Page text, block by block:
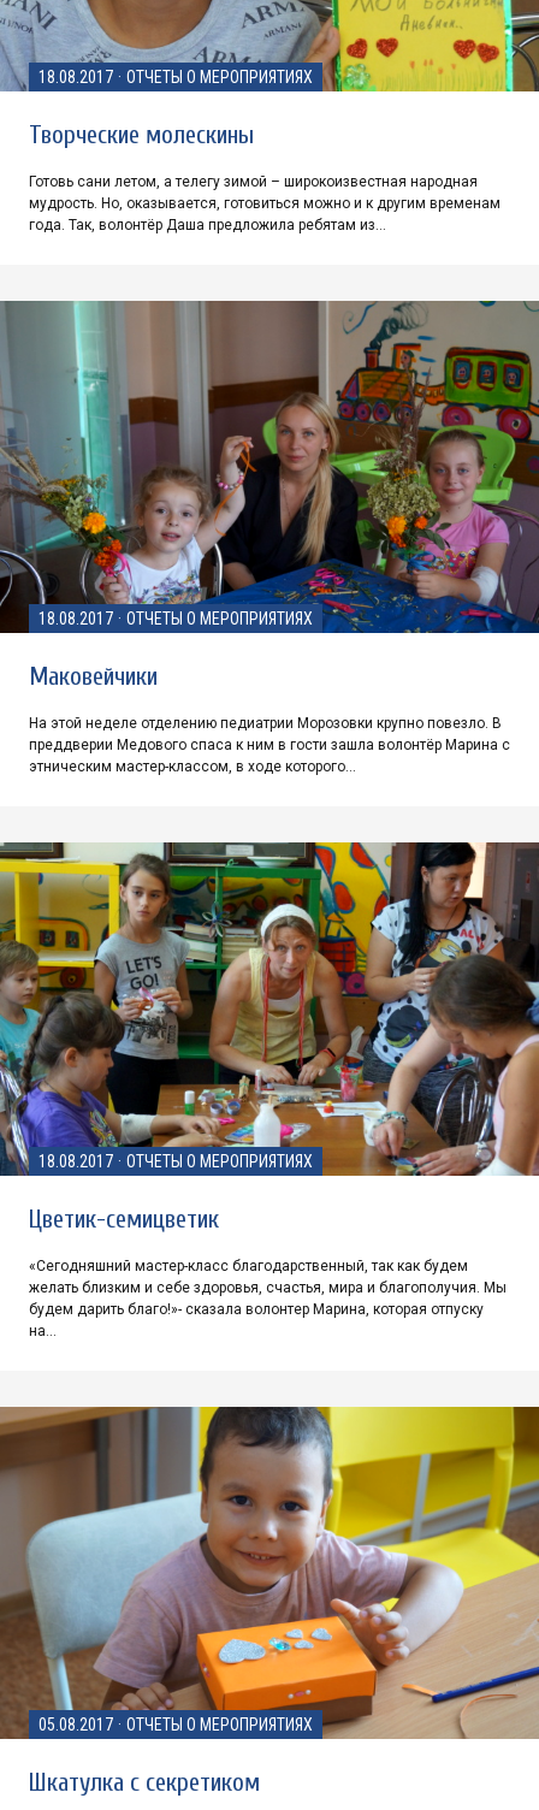
18.08.2017 · ОТЧЕТЫ О МЕРОПРИЯТИЯХ
Творческие молескины
Готовь сани летом, а телегу зимой – широкоизвестная народная
мудрость. Но, оказывается, готовиться можно и к другим временам
года. Так, волонтёр Даша предложила ребятам из…
18.08.2017 · ОТЧЕТЫ О МЕРОПРИЯТИЯХ
Маковейчики
На этой неделе отделению педиатрии Морозовки крупно повезло. В
преддверии Медового спаса к ним в гости зашла волонтёр Марина с
этническим мастер-классом, в ходе которого…
18.08.2017 · ОТЧЕТЫ О МЕРОПРИЯТИЯХ
Цветик-семицветик
«Сегодняшний мастер-класс благодарственный, так как будем
желать близким и себе здоровья, счастья, мира и благополучия. Мы
будем дарить благо!»- сказала волонтер Марина, которая отпуску
на…
05.08.2017 · ОТЧЕТЫ О МЕРОПРИЯТИЯХ
Шкатулка с секретиком